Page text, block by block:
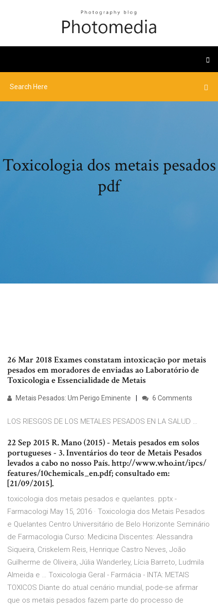
Toxicologia dos metais pesados
pdf
26 Mar 2018 Exames constatam intoxicação por metais
pesados em moradores de enviadas ao Laboratório de
Toxicologia e Essencialidade de Metais
Metais Pesados: Um Perigo Eminente 6 Comments
LOS RIESGOS DE LOS METALES PESADOS EN LA SALUD …
22 Sep 2015 R. Mano (2015) - Metais pesados em solos
portugueses - 3. Inventários do teor de Metais Pesados
levados a cabo no nosso País. http://www.who.int/ipcs/
features/10chemicals_en.pdf; consultado em:
[21/09/2015].
toxicologia dos metais pesados e quelantes. pptx -
Farmacologi May 15, 2016 · Toxicologia dos Metais Pesados
e Quelantes Centro Universitário de Belo Horizonte Seminário
de Farmacologia Curso: Medicina Discentes: Alessandra
Siqueira, Criskelem Reis, Henrique Castro Neves, João
Guilherme de Oliveira, Júlia Wanderley, Lícia Barreto, Ludmila
Almeida e … Toxicologia Geral - Farmácia - INTA: METAIS
TOXICOS Diante do atual cenário mundial, pode-se afirmar
que os metais pesados fazem parte do processo de